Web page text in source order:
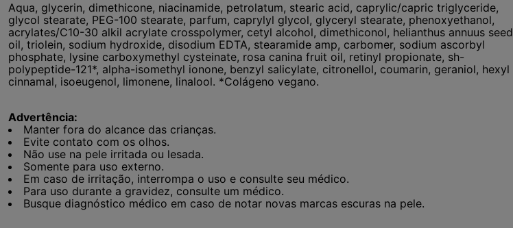
Aqua, glycerin, dimethicone, niacinamide, petrolatum, stearic acid, caprylic/capric triglyceride,
glycol stearate, PEG-100 stearate, parfum, caprylyl glycol, glyceryl stearate, phenoxyethanol,
acrylates/C10-30 alkil acrylate crosspolymer, cetyl alcohol, dimethiconol, helianthus annuus seed
oil, triolein, sodium hydroxide, disodium EDTA, stearamide amp, carbomer, sodium ascorbyl
phosphate, lysine carboxymethyl cysteinate, rosa canina fruit oil, retinyl propionate, sh-
polypeptide-121*, alpha-isomethyl ionone, benzyl salicylate, citronellol, coumarin, geraniol, hexyl
cinnamal, isoeugenol, limonene, linalool. *Colágeno vegano.
Advertência:
Manter fora do alcance das crianças.
Evite contato com os olhos.
Não use na pele irritada ou lesada.
Somente para uso externo.
Em caso de irritação, interrompa o uso e consulte seu médico.
Para uso durante a gravidez, consulte um médico.
Busque diagnóstico médico em caso de notar novas marcas escuras na pele.